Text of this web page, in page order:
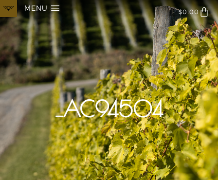
MENU $0.00
_AC94504